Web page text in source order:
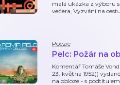
malá ukázka z výboru
večera, Vyzvání na
Poezie
Pelc: Požár na
Komentář Tomáše
23. května 1952))
na obloze - s